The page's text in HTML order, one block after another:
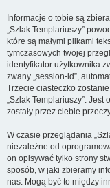
Informacje o tobie są
„Szlak Templariuszy”
które są małymi plikami
tymczasowych twojej
identyfikator użytkownika
zwany „session-id”,
Trzecie ciasteczko
„Szlak Templariuszy”.
zostały przez ciebie
W czasie przeglądania
niezależne od
on opisywać tylko strony
sposób, w jaki zbieramy
nas. Mogą być to między